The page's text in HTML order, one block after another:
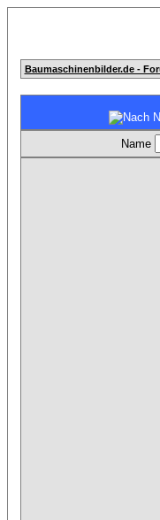
Baumaschinenbilder.de -
Name